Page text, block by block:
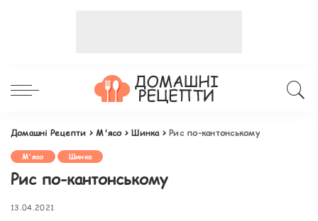
Домашні Рецепти >М'ясо>Шинка>Рис по-кантонському
М'ясо Шинка
Рис по-кантонському
13.04.2021